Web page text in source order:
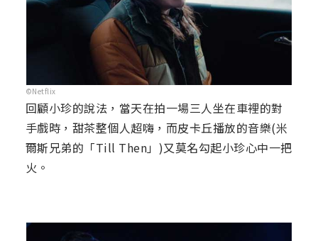
©Netflix
回顧小珍的說法，當天在拍一場三人坐在車裡的對
手戲時，甜茶整個人超嗨，而皮卡丘播放的音樂(米
爾斯兄弟的「Till Then」)又莫名勾起小珍心中一把
火。